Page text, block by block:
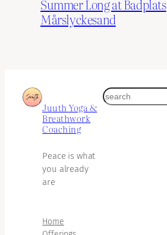
Summer Long at Badplats
Mårslyckesand
Juuth Yoga &
Breathwork
Coaching
Peace is what
you already
are
Home
search